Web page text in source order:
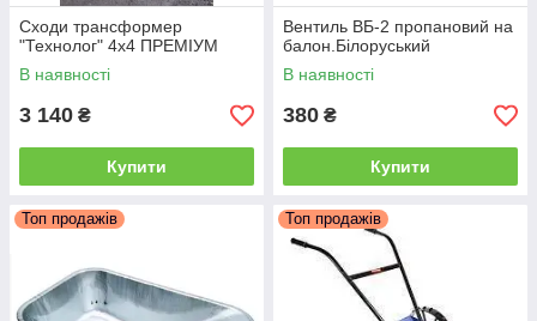
Сходи трансформер
"Технолог" 4x4 ПРЕМІУМ
В наявності
3 140 ₴
Купити
Вентиль ВБ-2 пропановий на
балон.Білоруський
В наявності
380 ₴
Купити
Топ продажів Топ продажів